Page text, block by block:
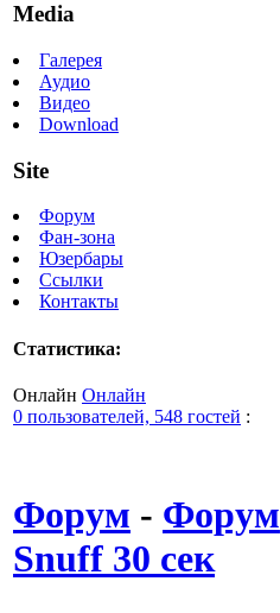
Media
Галерея
Аудио
Видео
Download
Site
Форум
Фан-зона
Юзербары
Ссылки
Контакты
Статистика:
Онлайн Онлайн
0 пользователей, 548 гостей :
Форум - Форум
Snuff 30 сек